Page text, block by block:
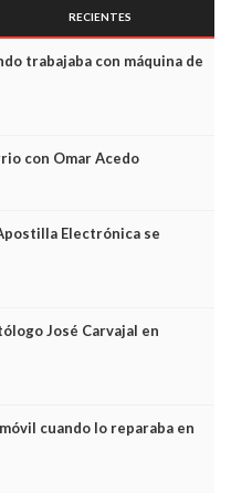
RECIENTES
trabajaba con máquina de
con Omar Acedo
Electrónica se
José Carvajal en
cuando lo reparaba en